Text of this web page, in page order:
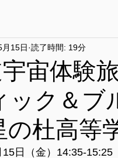
宇宙体験
ック＆ブ
の杜高等
月15日 読了時間: 19分
日（金）14:35-15:25